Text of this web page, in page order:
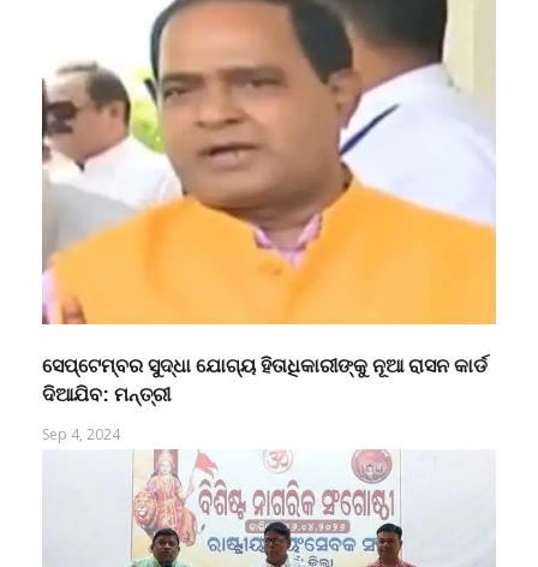
ସେପ୍ଟେମ୍ବର ସୁଦ୍ଧା ଯୋଗ୍ୟ ହିତାଧିକାରୀଙ୍କୁ ନୂଆ ରାସନ କାର୍ଡ
ଦିଆଯିବ: ମନ୍ତ୍ରୀ
Sep 4, 2024